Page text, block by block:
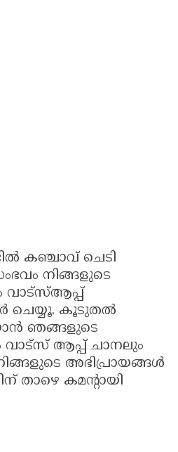
കഞ്ചാവ് ചെടി
നിങ്ങളുടെ
ചെയ്യൂ. കൂടുതല്‍
ഞങ്ങളുടെ
ആപ്പ് ചാനലും
അഭിപ്രായങ്ങൾ
താഴെ കമൻ്റായി